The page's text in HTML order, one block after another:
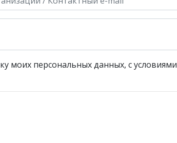
моих персональных данных, с условиями